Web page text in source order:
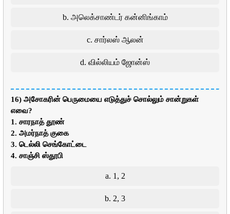
b. அலெக்சாண்டர் கன்னிங்காம்
c. சார்லஸ் ஆலன்
d. வில்லியம் ஜோன்ஸ்
16) அசோகரின் பெருமையை எடுத்துச் சொல்லும் சான்றுகள்
எவை?
1. சாரநாத் தூண்
2. அமர்நாத் குகை
3. டெல்லி செங்கோட்டை
4. சாஞ்சி ஸ்தூபி
a. 1, 2
b. 2, 3